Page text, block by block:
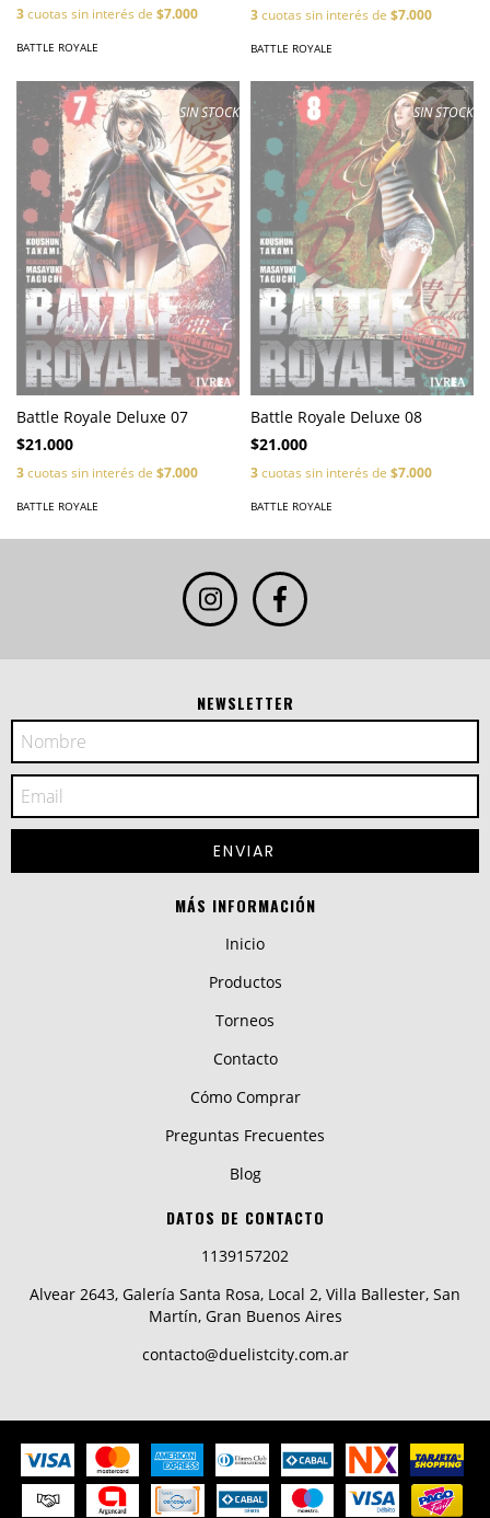
3cuotas sin interés de $7.000
BATTLE ROYALE
3cuotas sin interés de $7.000
BATTLE ROYALE
SIN STOCK
Battle Royale Deluxe 07
$21.000
3cuotas sin interés de $7.000
BATTLE ROYALE
SIN STOCK
Battle Royale Deluxe 08
$21.000
3cuotas sin interés de $7.000
BATTLE ROYALE
NEWSLETTER
MÁS INFORMACIÓN
Inicio
Productos
Torneos
Contacto
Cómo Comprar
Preguntas Frecuentes
Blog
DATOS DE CONTACTO
1139157202
Alvear 2643, Galería Santa Rosa, Local 2, Villa Ballester, San
Martín, Gran Buenos Aires
contacto@duelistcity.com.ar